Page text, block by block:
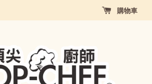
購物車